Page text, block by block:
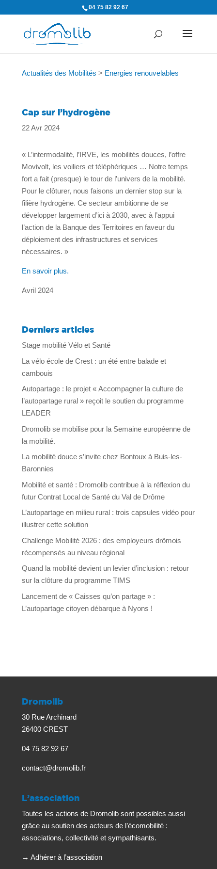
04 75 82 92 67
Actualités des Mobilités > Energies renouvelables
Cap sur l’hydrogène
22 Avr 2024
« L’intermodalité, l’IRVE, les mobilités douces, l’offre
Movivolt, les voiliers et téléphériques … Notre temps
fort a fait (presque) le tour de l’univers de la mobilité.
Pour le clôturer, nous faisons un dernier stop sur la
filière hydrogène. Ce secteur ambitionne de se
développer largement d’ici à 2030, avec à l’appui
l’action de la Banque des Territoires en faveur du
déploiement des infrastructures et services
nécessaires. »
En savoir plus.
Avril 2024
Derniers articles
Stage mobilité Vélo et Santé
La vélo école de Crest : un été entre balade et
cambouis
Autopartage : le projet « Accompagner la culture de
l’autopartage rural » reçoit le soutien du programme
LEADER
Dromolib se mobilise pour la Semaine européenne de
la mobilité.
La mobilité douce s’invite chez Bontoux à Buis-les-
Baronnies
Mobilité et santé : Dromolib contribue à la réflexion du
futur Contrat Local de Santé du Val de Drôme
L’autopartage en milieu rural : trois capsules vidéo pour
illustrer cette solution
Challenge Mobilité 2026 : des employeurs drômois
récompensés au niveau régional
Quand la mobilité devient un levier d’inclusion : retour
sur la clôture du programme TIMS
Lancement de « Caisses qu’on partage » :
L’autopartage citoyen débarque à Nyons !
Dromolib
30 Rue Archinard
26400 CREST
04 75 82 92 67
contact@dromolib.fr
L’association
Toutes les actions de Dromolib sont possibles aussi
grâce au soutien des acteurs de l’écomobilité :
associations, collectivité et sympathisants.
→ Adhérer à l’association